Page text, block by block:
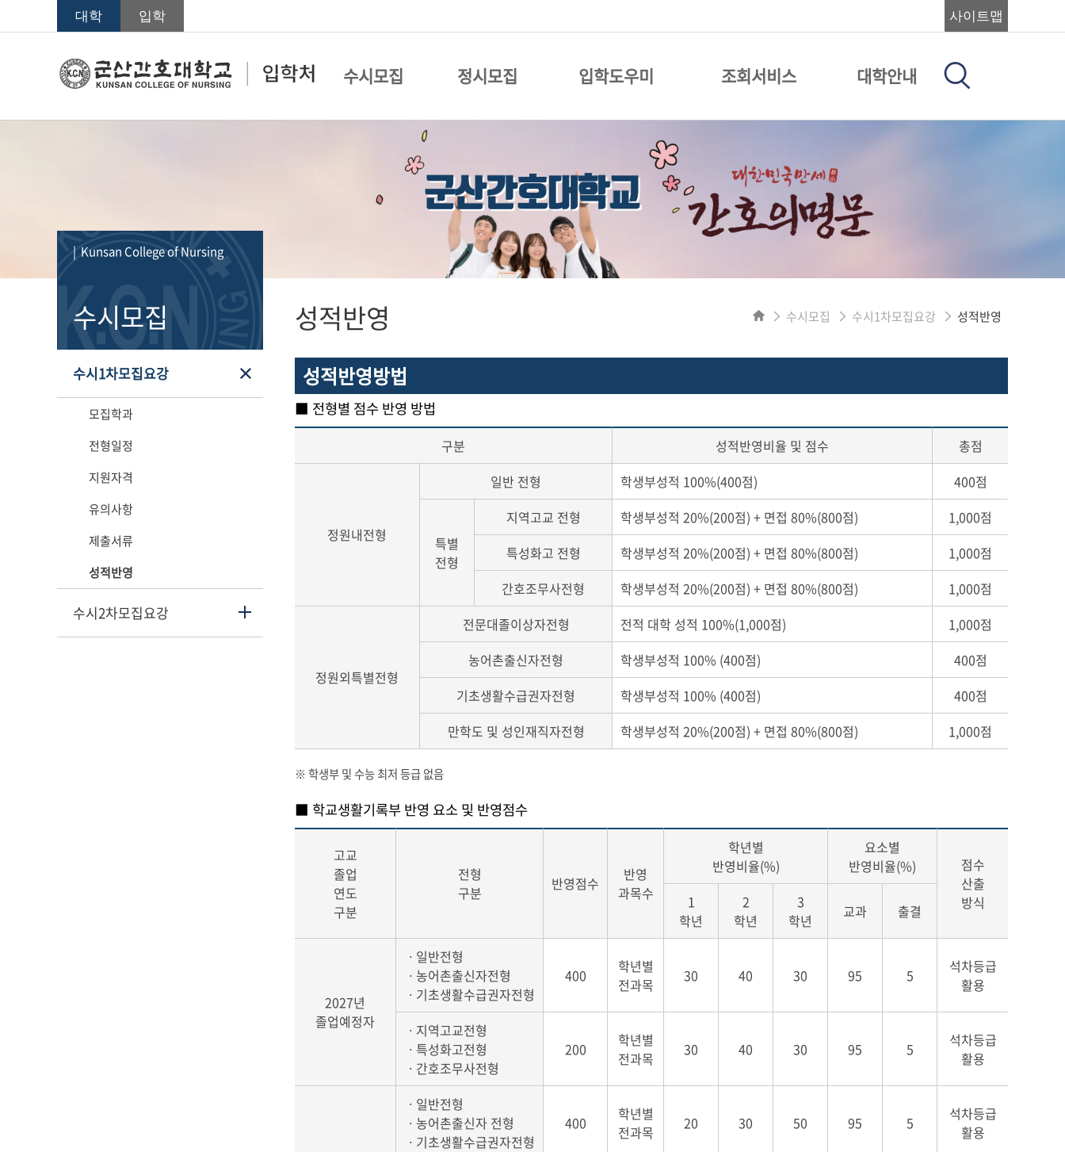
대학 입학 사이트맵
수시모집 정시모집 입학도우미 조회서비스 대학안내
| Kunsan College of Nursing
수시모집
수시1차모집요강
모집학과
전형일정
지원자격
유의사항
제출서류
성적반영
수시2차모집요강
성적반영 수시모집 수시1차모집요강 성적반영
성적반영방법
■ 전형별 점수 반영 방법
구분 성적반영비율 및 점수 총점
정원내전형
일반 전형 학생부성적 100%(400점) 400점
특별
전형
지역고교 전형 학생부성적 20%(200점) + 면접 80%(800점)
1,000점
특성화고 전형
학생부성적 20%(200점) + 면접 80%(800점)
1,000점
간호조무사전형
학생부성적 20%(200점) + 면접 80%(800점) 1,000점
정원외특별전형
전문대졸이상자전형 전적 대학 성적 100%(1,000점)
1,000점
농어촌출신자전형
학생부성적 100% (400점)
400점
기초생활수급권자전형
학생부성적 100% (400점)
400점
만학도 및 성인재직자전형
학생부성적 20%(200점) + 면접 80%(800점) 1,000점
※ 학생부 및 수능 최저 등급 없음
■ 학교생활기록부 반영 요소 및 반영점수
고교
졸업
연도
구분
전형
구분
반영점수
반영
과목수
학년별
반영비율(%)
요소별
반영비율(%)
점수
산출
방식
1
학년
2
학년
3
학년
교과 출결
2027년
졸업예정자
ㆍ일반전형
ㆍ농어촌출신자전형
ㆍ기초생활수급권자전형
400
학년별
전과목
30 40 30 95 5
석차등급
활용
ㆍ지역고교전형
ㆍ특성화고전형
ㆍ간호조무사전형
200
학년별
전과목
30 40 30 95 5
석차등급
활용
ㆍ일반전형
ㆍ농어촌출신자 전형
ㆍ기초생활수급권자전형
400
학년별
전과목
20 30 50 95 5
석차등급
활용